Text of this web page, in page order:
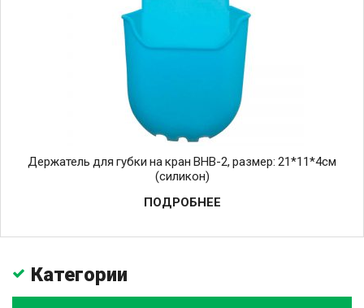
Держатель для губки на кран BHB-2, размер: 21*11*4см
(силикон)
ПОДРОБНЕЕ
Категории